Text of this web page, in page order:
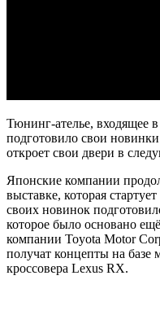
Тюнинг-ателье, входящее
подготовило свои
откроет свои двери в
Японские компании
выставке, которая
своих новинок
которое было основано
компании Toyota Motor
получат концепты на базе
кроссовера Lexus RX.